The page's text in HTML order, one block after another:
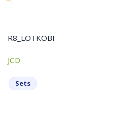
R8_LOTKOBI
JCD
Sets